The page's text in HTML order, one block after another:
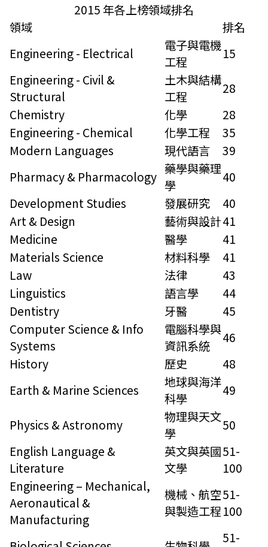
2015 年各上榜領域排名
領域
排名
Engineering - Electrical
電子與電機
工程
15
Engineering - Civil &
Structural
土木與結構
工程
28
Chemistry
化學
28
Engineering - Chemical
化學工程
35
Modern Languages
現代語言
39
Pharmacy & Pharmacology 藥學與藥理
學
40
Development Studies
發展研究
40
Art & Design
藝術與設計41
Medicine
醫學
41
Materials Science
材料科學
41
Law
法律
43
Linguistics
語言學
44
Dentistry
牙醫
45
Computer Science & Info
Systems
電腦科學與
資訊系統
46
History
歷史
48
Earth & Marine Sciences
地球與海洋
科學
49
Physics & Astronomy
物理與天文
學
50
English Language &
Literature
英文與英國
文學
51-
100
Engineering – Mechanical,
Aeronautical &
Manufacturing
機械、航空
與製造工程
51-
100
51-